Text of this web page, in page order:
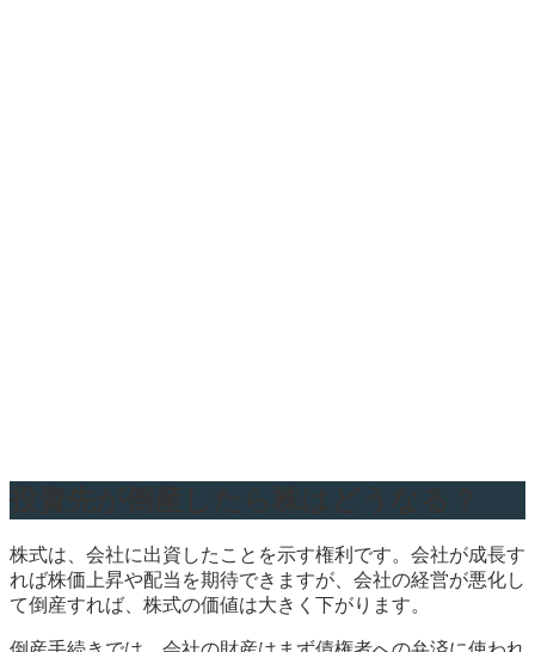
株式は、会社に出資したことを示す権利です。会社が成長す
れば株価上昇や配当を期待できますが、会社の経営が悪化し
て倒産すれば、株式の価値は大きく下がります。